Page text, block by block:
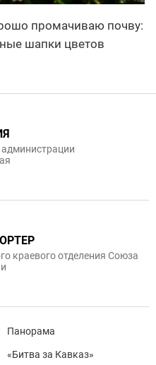
промачиваю почву:
шапки цветов
краевого отделения Союза
Панорама
«Битва за Кавказ»